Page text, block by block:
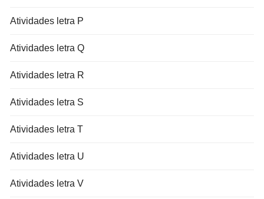
Atividades letra P
Atividades letra Q
Atividades letra R
Atividades letra S
Atividades letra T
Atividades letra U
Atividades letra V